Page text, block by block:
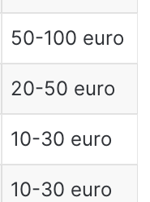
50-100 euro
20-50 euro
10-30 euro
10-30 euro